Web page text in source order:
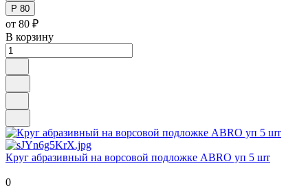
Р 80
от 80 ₽
В корзину
Круг абразивный на ворсовой подложке ABRO уп 5 шт
0